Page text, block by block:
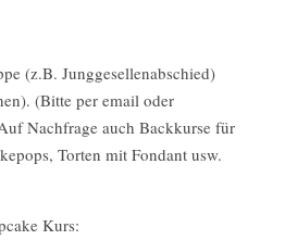
(z.B. Junggesellenabschied)
(Bitte per email oder
Nachfrage auch Backkurse für
Torten mit Fondant usw.
Kurs: